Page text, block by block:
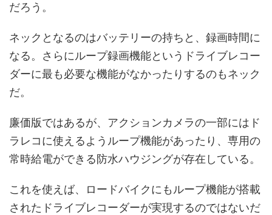
だろう。
ネックとなるのはバッテリーの持ちと、録画時間に
なる。さらにループ録画機能というドライブレコー
ダーに最も必要な機能がなかったりするのもネック
だ。
廉価版ではあるが、アクションカメラの一部にはド
ラレコに使えるようループ機能があったり、専用の
常時給電ができる防水ハウジングが存在している。
これを使えば、ロードバイクにもループ機能が搭載
されたドライブレコーダーが実現するのではないだ